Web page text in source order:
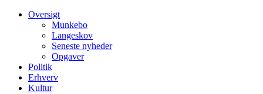
Oversigt
Munkebo
Langeskov
Seneste nyheder
Opgaver
Politik
Erhverv
Kultur